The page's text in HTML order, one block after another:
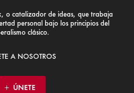
o catalizador de ideas, que trabaja
personal bajo los principios del
clásico.
A NOSOTROS
ÚNETE